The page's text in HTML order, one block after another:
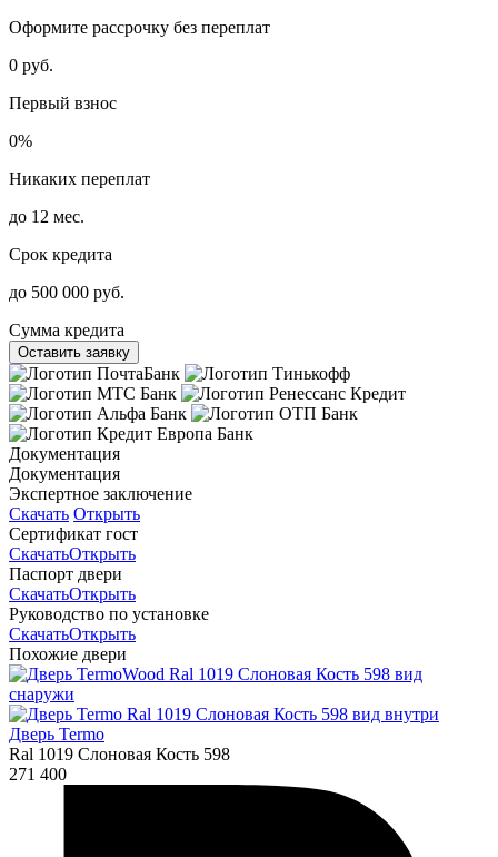
Оформите рассрочку без переплат
0 руб.
Первый взнос
0%
Никаких переплат
до 12 мес.
Срок кредита
до 500 000 руб.
Сумма кредита
Оставить заявку
Документация
Документация
Экспертное заключение
Скачать Открыть
Сертификат гост
СкачатьОткрыть
Паспорт двери
СкачатьОткрыть
Руководство по установке
СкачатьОткрыть
Похожие двери
Дверь Termo
Ral 1019 Слоновая Кость 598
271 400